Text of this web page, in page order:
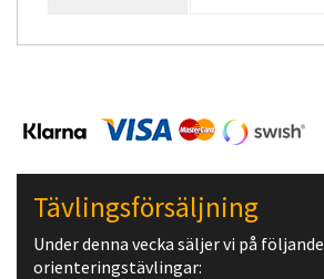
Tävlingsförsäljning
Under denna vecka säljer vi på följande
orienteringstävlingar: